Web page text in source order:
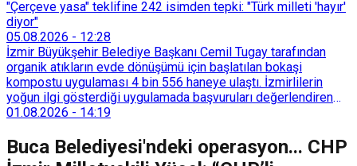
"Çerçeve yasa" teklifine 242 isimden tepki: "Türk milleti 'hayır'
diyor"
05.08.2026 - 12:28
İzmir Büyükşehir Belediye Başkanı Cemil Tugay tarafından
organik atıkların evde dönüşümü için başlatılan bokaşi
kompostu uygulaması 4 bin 556 haneye ulaştı. İzmirlilerin
yoğun ilgi gösterdiği uygulamada başvuruları değerlendiren
Tarımsal Hizmetler Dairesi Başkanlığı, farklı ilçelerde toplam
sürdürülebilir atık yönetimi sistemine dahil etti.
01.08.2026 - 14:19
Buca Belediyesi'ndeki operasyon... CHP